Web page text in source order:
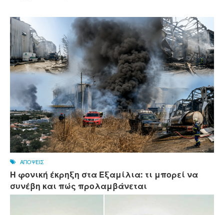
ΑΠΟΨΕΙΣ
Η φονική έκρηξη στα Εξαμίλια: τι μπορεί να
συνέβη και πώς προλαμβάνεται